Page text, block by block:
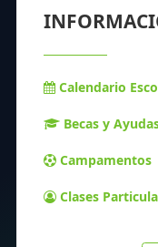
Calendario
Becas y
Campamentos
Clases